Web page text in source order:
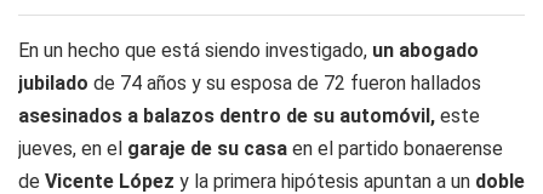
En un hecho que está siendo investigado, un abogado
jubilado de 74 años y su esposa de 72 fueron hallados
asesinados a balazos dentro de su automóvil, este
jueves, en el garaje de su casa en el partido bonaerense
de Vicente López y la primera hipótesis apuntan a un doble